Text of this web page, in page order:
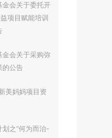
金会关于委托开
项目赋能培训
金会关于采购弥
的公告
美妈妈项目资
之“何为而治-